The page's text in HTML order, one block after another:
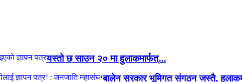
यस्तो छ साउन २० मा हुलाकमार्फत्...
‘बालेन सरकार भूमिगत संगठन जस्तै,